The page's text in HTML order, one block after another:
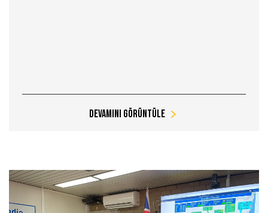
Devamını Görüntüle